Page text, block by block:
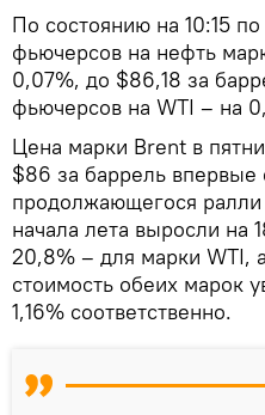
По состоянию на 10:15
фьючерсов на нефть
0,07%, до $86,18 за
фьючерсов на WTI – на
Цена марки Brent в
$86 за баррель впервые
продолжающегося
начала лета выросли на
20,8% – для марки WTI,
стоимость обеих марок
1,16% соответственно.